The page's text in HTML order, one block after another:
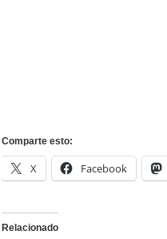
Comparte esto:
X Facebook
Relacionado